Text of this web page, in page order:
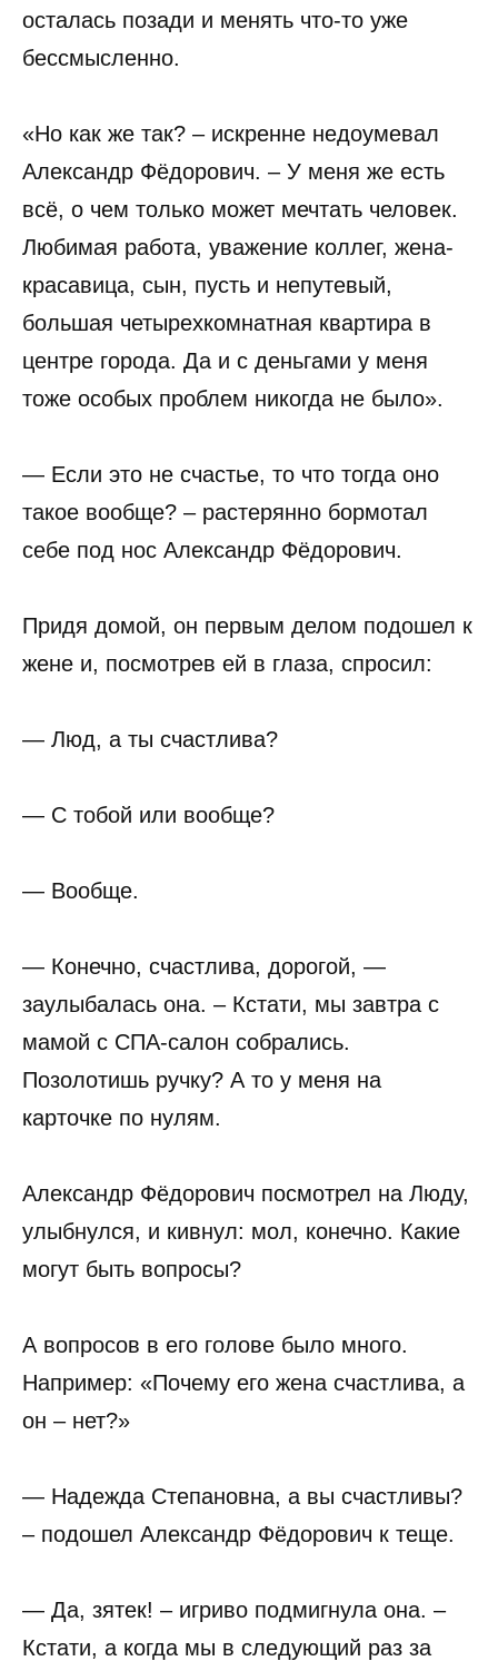
осталась позади и менять что-то уже
бессмысленно.
«Но как же так? – искренне недоумевал
Александр Фёдорович. – У меня же есть
всё, о чем только может мечтать человек.
Любимая работа, уважение коллег, жена-
красавица, сын, пусть и непутевый,
большая четырехкомнатная квартира в
центре города. Да и с деньгами у меня
тоже особых проблем никогда не было».
— Если это не счастье, то что тогда оно
такое вообще? – растерянно бормотал
себе под нос Александр Фёдорович.
Придя домой, он первым делом подошел к
жене и, посмотрев ей в глаза, спросил:
— Люд, а ты счастлива?
— С тобой или вообще?
— Вообще.
— Конечно, счастлива, дорогой, —
заулыбалась она. – Кстати, мы завтра с
мамой с СПА-салон собрались.
Позолотишь ручку? А то у меня на
карточке по нулям.
Александр Фёдорович посмотрел на Люду,
улыбнулся, и кивнул: мол, конечно. Какие
могут быть вопросы?
А вопросов в его голове было много.
Например: «Почему его жена счастлива, а
он – нет?»
— Надежда Степановна, а вы счастливы?
– подошел Александр Фёдорович к теще.
— Да, зятек! – игриво подмигнула она. –
Кстати, а когда мы в следующий раз за